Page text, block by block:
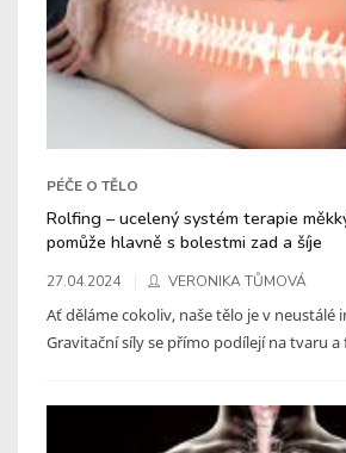
PÉČE O TĚLO
Rolfing – ucelený systém terapie
pomůže hlavně s bolestmi zad a šíje
27.04.2024 VERONIKA TŮMOVÁ
Ať děláme cokoliv, naše tělo je v neustálé
Gravitační síly se přímo podílejí na tvaru a